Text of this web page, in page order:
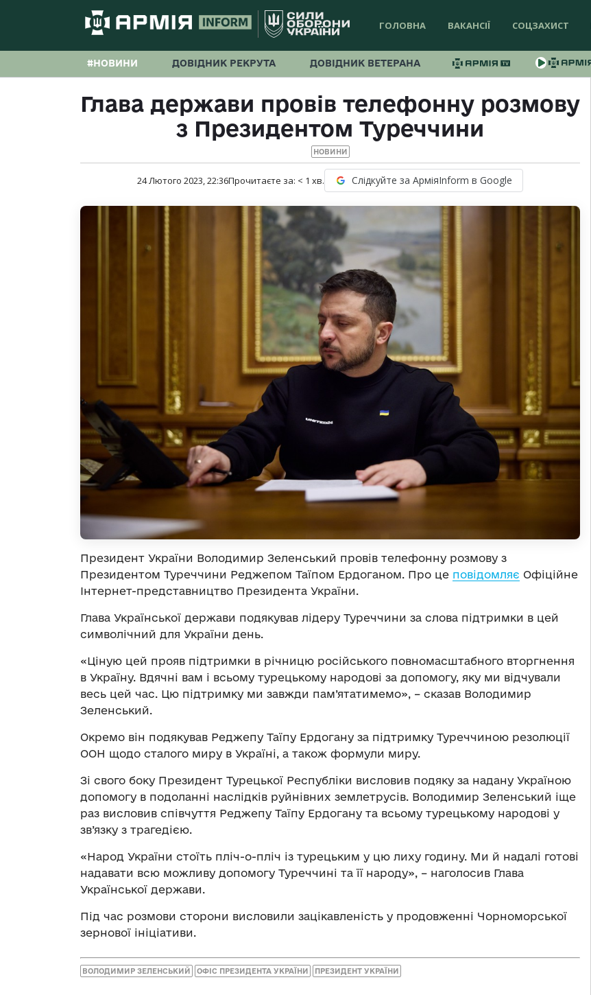
ГОЛОВНА ВАКАНСІЇ СОЦЗАХИСТ
#НОВИНИ ДОВІДНИК РЕКРУТА ДОВІДНИК ВЕТЕРАНА
Глава держави провів телефонну розмову
з Президентом Туреччини
НОВИНИ
24 Лютого 2023, 22:36Прочитаєте за: < 1 хв. Слідкуйте за АрміяInform в Google
Президент України Володимир Зеленський провів телефонну розмову з
Президентом Туреччини Реджепом Таїпом Ердоганом. Про це повідомляє Офіційне
Інтернет-представництво Президента України.
Глава Української держави подякував лідеру Туреччини за слова підтримки в цей
символічний для України день.
«Ціную цей прояв підтримки в річницю російського повномасштабного вторгнення
в Україну. Вдячні вам і всьому турецькому народові за допомогу, яку ми відчували
весь цей час. Цю підтримку ми завжди пам’ятатимемо», – сказав Володимир
Зеленський.
Окремо він подякував Реджепу Таїпу Ердогану за підтримку Туреччиною резолюції
ООН щодо сталого миру в Україні, а також формули миру.
Зі свого боку Президент Турецької Республіки висловив подяку за надану Україною
допомогу в подоланні наслідків руйнівних землетрусів. Володимир Зеленський іще
раз висловив співчуття Реджепу Таїпу Ердогану та всьому турецькому народові у
зв’язку з трагедією.
«Народ України стоїть пліч-о-пліч із турецьким у цю лиху годину. Ми й надалі готові
надавати всю можливу допомогу Туреччині та її народу», – наголосив Глава
Української держави.
Під час розмови сторони висловили зацікавленість у продовженні Чорноморської
зернової ініціативи.
ВОЛОДИМИР ЗЕЛЕНСЬКИЙ ОФІС ПРЕЗИДЕНТА УКРАЇНИ ПРЕЗИДЕНТ УКРАЇНИ